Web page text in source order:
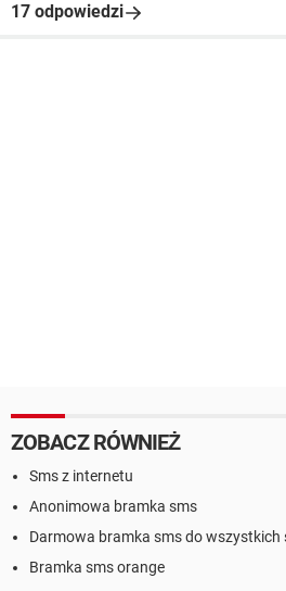
17 odpowiedzi
ZOBACZ RÓWNIEŻ
Sms z internetu
Anonimowa bramka sms
Darmowa bramka sms do wszystkich
Bramka sms orange